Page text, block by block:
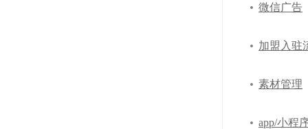
微信广告
加盟入驻
素材管理
app/小程